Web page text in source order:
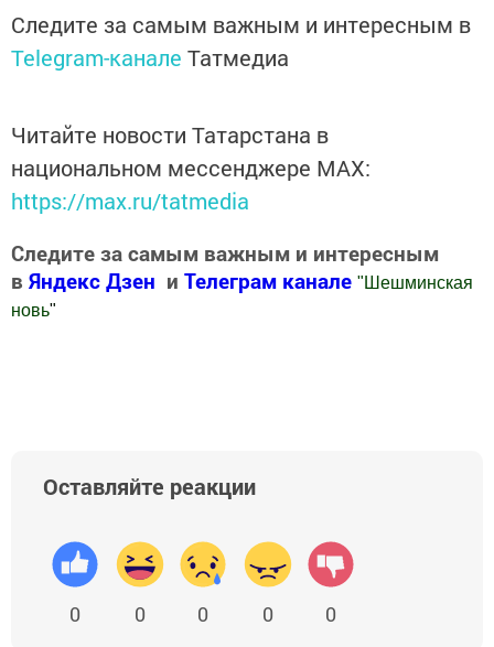
Следите за самым важным и интересным в
Telegram-канале Татмедиа
Читайте новости Татарстана в
национальном мессенджере MАХ:
https://max.ru/tatmedia
Следите за самым важным и интересным
в Яндекс Дзен и Телеграм канале " Шешминская
новь"
Оставляйте реакции
0 0 0 0 0